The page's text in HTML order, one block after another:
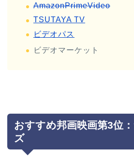
AmazonPrimeVideo
TSUTAYA TV
ビデオパス
ビデオマーケット
おすすめ邦画映画第3位
ズ